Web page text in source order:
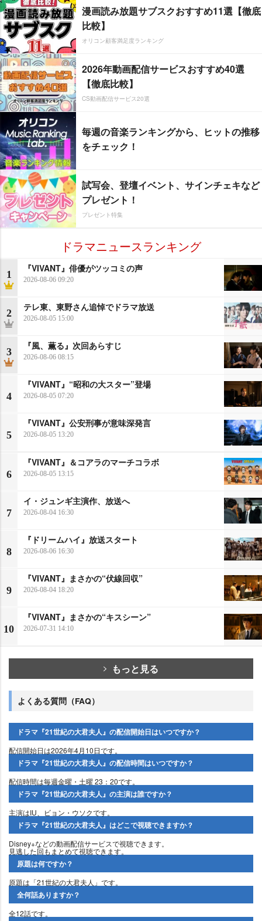
漫画読み放題サブスクおすすめ11選【徹底
比較】
オリコン顧客満足度ランキング
2026年動画配信サービスおすすめ40選
【徹底比較】
CS動画配信サービス20選
毎週の音楽ランキングから、ヒットの推移
をチェック！
試写会、登壇イベント、サインチェキなど
プレゼント！
プレゼント特集
ドラマニュースランキング
1
『VIVANT』俳優がツッコミの声
2026-08-06 09:20
2
テレ東、東野さん追悼でドラマ放送
2026-08-05 15:00
3
『風、薫る』次回あらすじ
2026-08-06 08:15
4
『VIVANT』“昭和の大スター”登場
2026-08-05 07:20
5
『VIVANT』公安刑事が意味深発言
2026-08-05 13:20
6
『VIVANT』＆コアラのマーチコラボ
2026-08-05 13:15
7
イ・ジュンギ主演作、放送へ
2026-08-04 16:30
8
『ドリームハイ』放送スタート
2026-08-06 16:30
9
『VIVANT』まさかの“伏線回収”
2026-08-04 18:20
10
『VIVANT』まさかの“キスシーン”
2026-07-31 14:10
もっと見る
よくある質問（FAQ）
ドラマ『21世紀の大君夫人』の配信開始日はいつですか？
配信開始日は2026年4月10日です。
ドラマ『21世紀の大君夫人』の配信時間はいつですか？
配信時間は毎週金曜・土曜 23：20です。
ドラマ『21世紀の大君夫人』の主演は誰ですか？
主演はIU、ビョン・ウソクです。
ドラマ『21世紀の大君夫人』はどこで視聴できますか？
Disney+などの動画配信サービスで視聴できます。
見逃した回もまとめて視聴できます。
原題は何ですか？
原題は「21世紀の大君夫人」です。
全何話ありますか？
全12話です。